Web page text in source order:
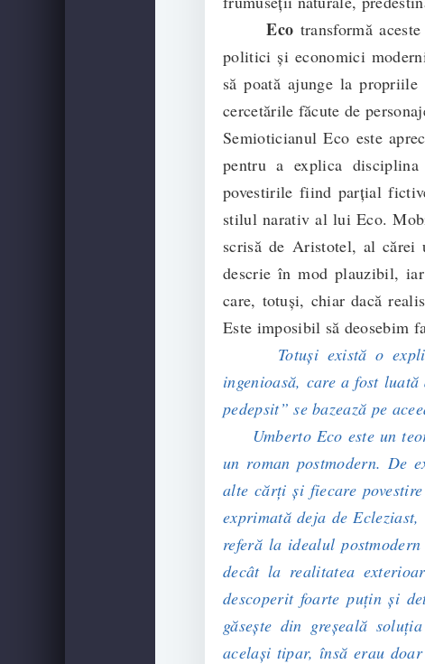
Eco transformă
politici și economici
să poată ajunge la
cercetările făcute de
Semioticianul Eco este
pentru a explica
povestirile fiind parțial
stilul narativ al lui Eco.
scrisă de Aristotel, al cărei
descrie în mod plauzibil, iar
care, totuși, chiar dacă
Este imposibil să deosebim
Totuși există o
ingenioasă, care a fost
pedepsit” se bazează pe
Umberto Eco este un
un roman postmodern. De
alte cărți și fiecare
exprimată deja de
referă la idealul
decât la realitatea
descoperit foarte puțin și
găsește din greșeală
același tipar, însă erau